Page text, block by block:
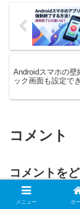
験はないでしょう
は、原因と対処...
Androidスマホの壁
ック画面も設定で
コメント
コメントを
メールアドレス
メニュー ホ